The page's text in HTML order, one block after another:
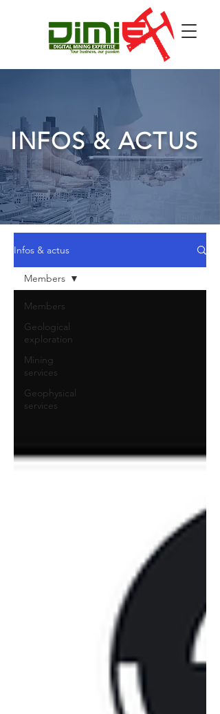
INFOS & ACTUS
Infos & actus
Members
Geological
exploration
Mining
services
Geophysical
services
Members